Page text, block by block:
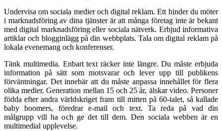
Undervisa om sociala medier och digital reklam. Ett hinder du möter
i marknadsföring av dina tjänster är att många företag inte är bekant
med digital marknadsföring eller sociala nätverk. Erbjud informativa
artiklar och blogginlägg på din webbplats. Tala om digital reklam på
lokala evenemang och konferenser.
Tänk multimedia. Enbart text räcker inte längre. Du måste erbjuda
information på sätt som motsvarar och lever upp till publikens
förväntningar. Det innebär att du måste anpassa innehållet för flera
olika medier. Generation mellan 15 och 25 år, älskar video. Personer
födda efter andra världskriget fram till mitten på 60-talet, så kallade
baby boomers, föredrar e-mail och text. Ta reda på vad din
målgrupp vill ha och ge det till dem. Den sociala webben är en
multimedial upplevelse.